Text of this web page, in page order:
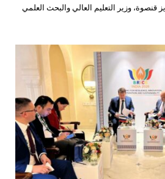
قنصوة، وزير التعليم العالي والبحث العلمي